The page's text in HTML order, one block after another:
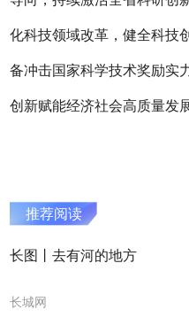
化科技领域改革，健全科技
备冲击国家科学技术奖励实
创新赋能经济社会高质量发
推荐阅读
长图丨去有河的地方
长城网